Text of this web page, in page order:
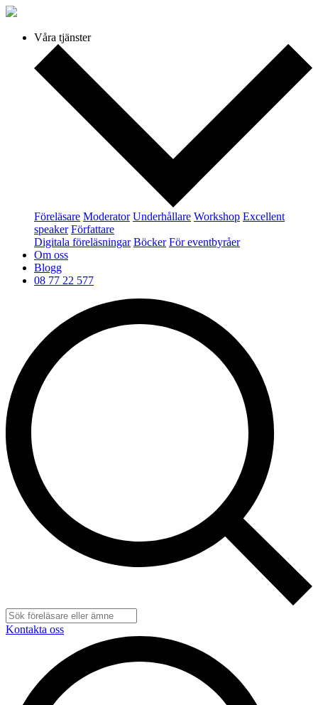
Våra tjänster
Föreläsare Moderator Underhållare Workshop Excellent
speaker Författare
Digitala föreläsningar Böcker För eventbyråer
Om oss
Blogg
08 77 22 577
Kontakta oss